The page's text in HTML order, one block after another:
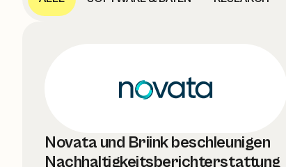
Novata und Briink beschleunigen
Nachhaltigkeitsberichterstattung